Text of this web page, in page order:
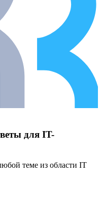
для IT-
теме из области IT